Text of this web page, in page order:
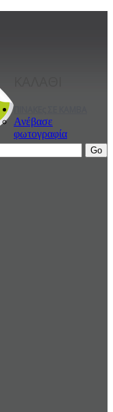
Ανέβασε
φωτογραφία